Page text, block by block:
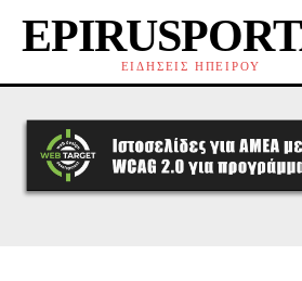
ΕΙΔΗΣΕΙΣ ΗΠΕΙΡΟΥ